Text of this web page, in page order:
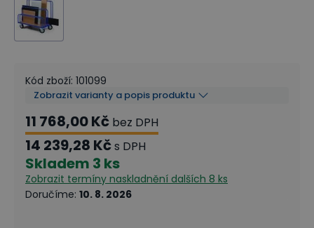
Kód zboží: 101099
Zobrazit varianty a popis produktu
11 768,00 Kč bez DPH
14 239,28 Kčs DPH
Skladem 3 ks
Zobrazit termíny naskladnění dalších 8 ks
Doručíme: 10. 8. 2026